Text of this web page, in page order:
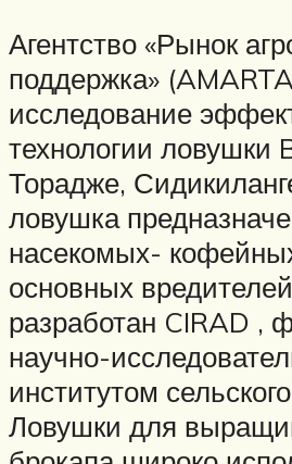
Агентство «Рынок
поддержка»
исследование
технологии ловушки
Торадже,
ловушка
насекомых-
основных
разработан CIRAD ,
научно-
институтом
Ловушки для